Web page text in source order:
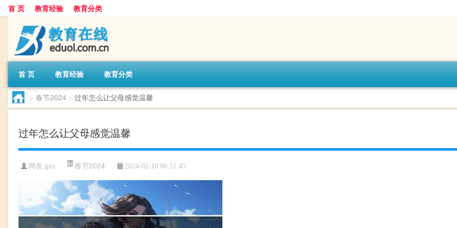
首 页 教育经验 教育分类
首 页 教育经验 教育分类
> 春节2024 > 过年怎么让父母感觉温馨
过年怎么让父母感觉温馨
网友:gnz 春节2024 2024-02-10 06:51:45